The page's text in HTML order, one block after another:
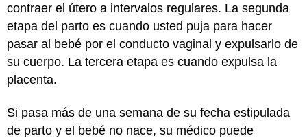
contraer el útero a intervalos regulares. La segunda
etapa del parto es cuando usted puja para hacer
pasar al bebé por el conducto vaginal y expulsarlo de
su cuerpo. La tercera etapa es cuando expulsa la
placenta.
Si pasa más de una semana de su fecha estipulada
de parto y el bebé no nace, su médico puede